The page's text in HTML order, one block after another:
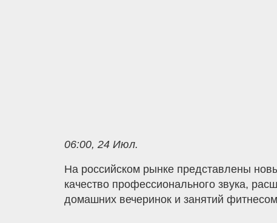
06:00, 24 Июл.
На российском рынке представлены
качество профессионального звука,
домашних вечеринок и занятий